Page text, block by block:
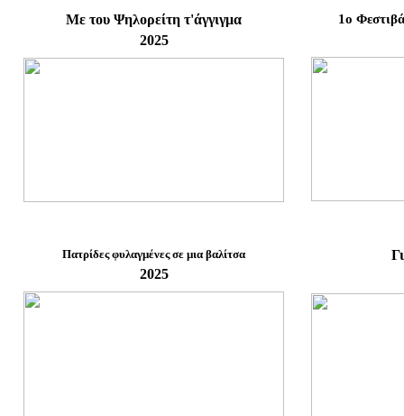
Mε του Ψηλορείτη τ'άγγιγμα
2025
1ο
Πατρίδες φυλαγμένες σε μια βαλίτσα
2025